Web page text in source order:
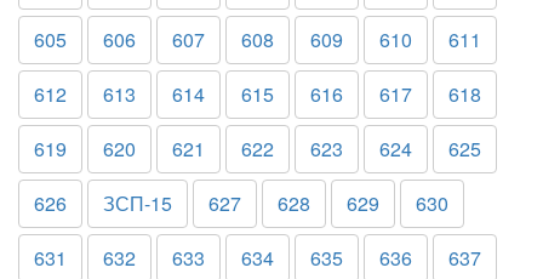
605
606 607 608 609 610
611
612
613 614 615 616 617
618
619
620 621 622 623 624
625
626
ЗСП-15 627 628 629
630
631
632 633 634 635 636
637